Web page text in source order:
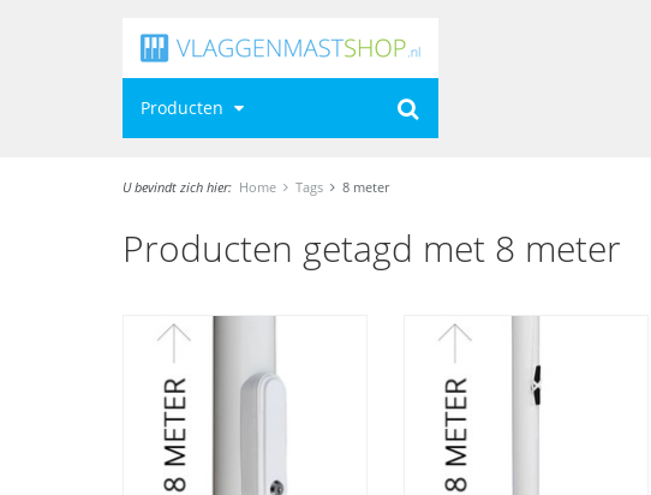
Producten
U bevindt zich hier: Home Tags 8 meter
Producten getagd met 8 meter